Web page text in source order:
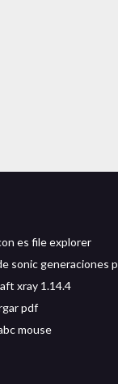
es file explorer
sonic generaciones
xray 1.14.4
pdf
mouse